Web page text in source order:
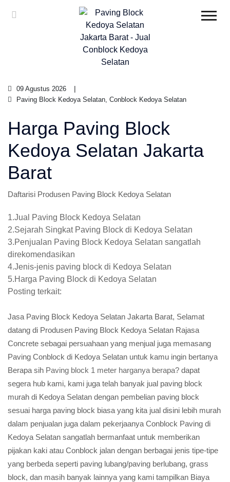
09 Agustus 2026
Paving Block Kedoya Selatan, Conblock Kedoya Selatan
Harga Paving Block
Kedoya Selatan Jakarta
Barat
Daftarisi Produsen Paving Block Kedoya Selatan
1.Jual Paving Block Kedoya Selatan
2.Sejarah Singkat Paving Block di Kedoya Selatan
3.Penjualan Paving Block Kedoya Selatan sangatlah
direkomendasikan
4.Jenis-jenis paving block di Kedoya Selatan
5.Harga Paving Block di Kedoya Selatan
Posting terkait:
Jasa Paving Block Kedoya Selatan Jakarta Barat, Selamat
datang di Produsen Paving Block Kedoya Selatan Rajasa
Concrete sebagai persuahaan yang menjual juga memasang
Paving Conblock di Kedoya Selatan untuk kamu ingin bertanya
Berapa sih Paving block 1 meter harganya berapa? dapat
segera hub kami, kami juga telah banyak jual paving block
murah di Kedoya Selatan dengan pembelian paving block
sesuai harga paving block biasa yang kita jual disini lebih murah
dalam penjualan juga dalam pekerjaanya Conblock Paving di
Kedoya Selatan sangatlah bermanfaat untuk memberikan
pijakan kaki atau Conblock jalan dengan berbagai jenis tipe-tipe
yang berbeda seperti paving lubang/paving berlubang, grass
block, dan masih banyak lainnya yang kami tampilkan Biaya